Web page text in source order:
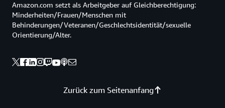
Zurück zum Seitenanfang
Amazon.com setzt als Arbeitgeber auf Gleichberechtigung:
Minderheiten/Frauen/Menschen mit
Behinderungen/Veteranen/Geschlechtsidentität/sexuelle
Orientierung/Alter.